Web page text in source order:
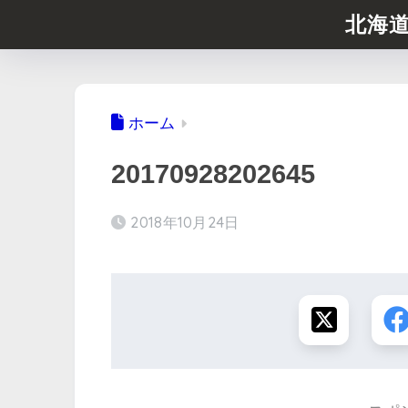
北海
ホーム
20170928202645
2018年10月24日